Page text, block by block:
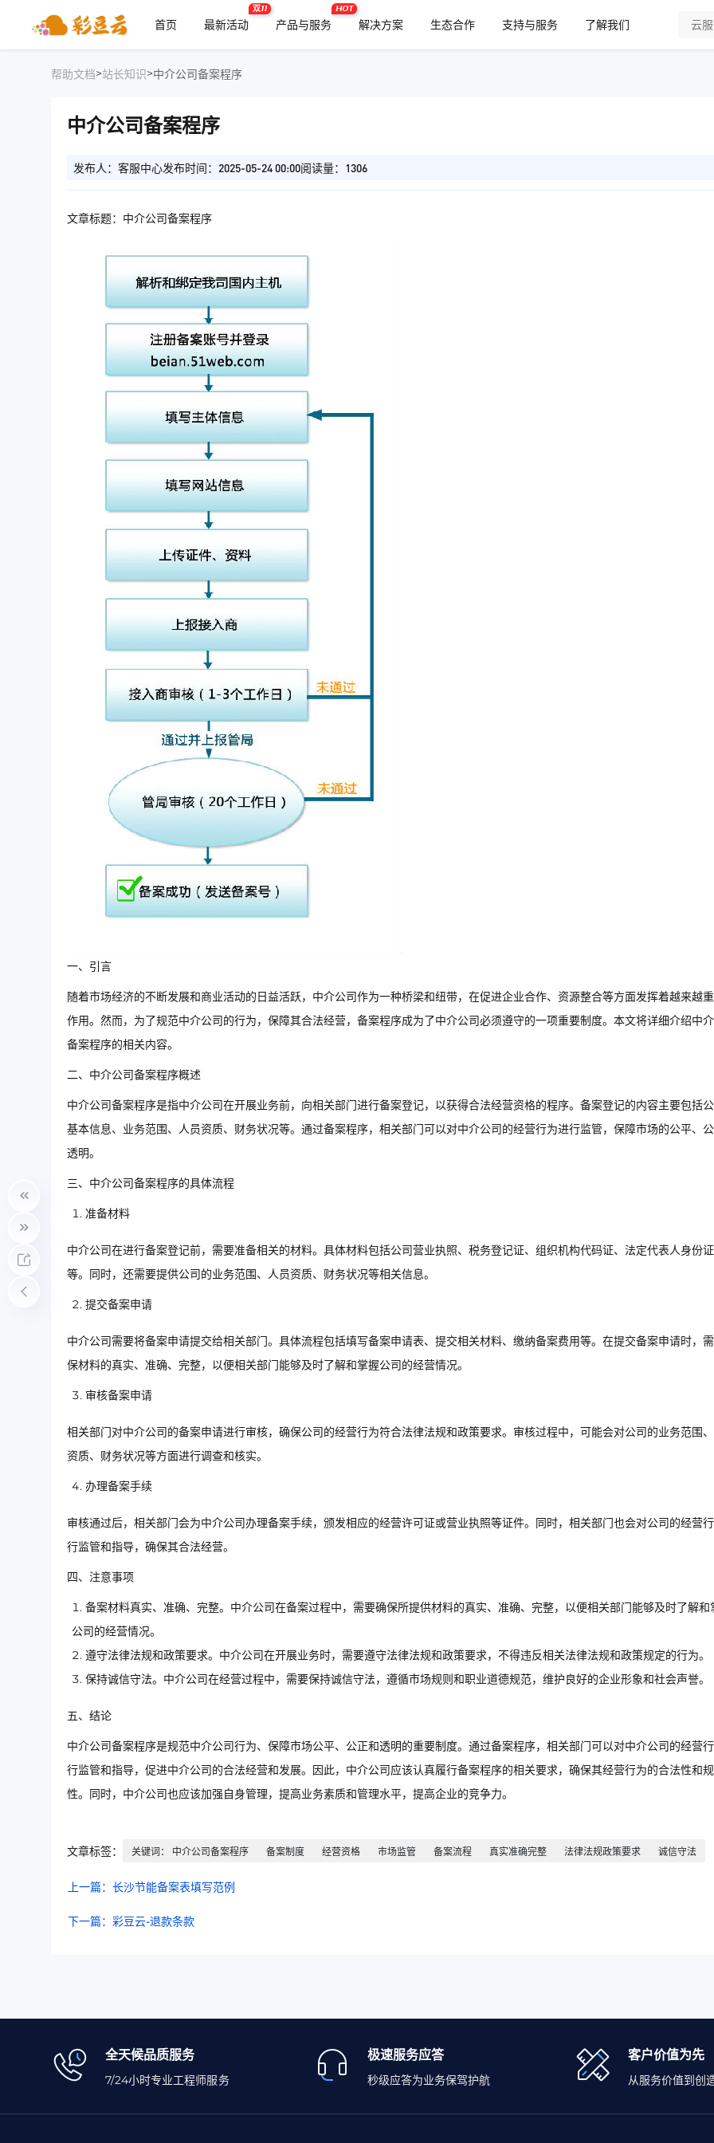
首页 最新活动
双11
产品与服务
HOT
解决方案 生态合作 支持与服务
了解我们
帮助文档>站长知识>中介公司备案程序
中介公司备案程序
发布人：客服中心发布时间：2025-05-24 00:00阅读量：1306
文章标题：中介公司备案程序
一、引言
随着市场经济的不断发展和商业活动的日益活跃，中介公司作为一种桥梁和纽带，在促进企业合作、资源整合等方面发挥着越来越
作用。然而，为了规范中介公司的行为，保障其合法经营，备案程序成为了中介公司必须遵守的一项重要制度。本文将详细介绍中
备案程序的相关内容。
二、中介公司备案程序概述
中介公司备案程序是指中介公司在开展业务前，向相关部门进行备案登记，以获得合法经营资格的程序。备案登记的内容主要包括
基本信息、业务范围、人员资质、财务状况等。通过备案程序，相关部门可以对中介公司的经营行为进行监管，保障市场的公平、
透明。
三、中介公司备案程序的具体流程
准备材料
中介公司在进行备案登记前，需要准备相关的材料。具体材料包括公司营业执照、税务登记证、组织机构代码证、法定代表人身份
等。同时，还需要提供公司的业务范围、人员资质、财务状况等相关信息。
提交备案申请
中介公司需要将备案申请提交给相关部门。具体流程包括填写备案申请表、提交相关材料、缴纳备案费用等。在提交备案申请时，
保材料的真实、准确、完整，以便相关部门能够及时了解和掌握公司的经营情况。
审核备案申请
相关部门对中介公司的备案申请进行审核，确保公司的经营行为符合法律法规和政策要求。审核过程中，可能会对公司的业务范围
资质、财务状况等方面进行调查和核实。
办理备案手续
审核通过后，相关部门会为中介公司办理备案手续，颁发相应的经营许可证或营业执照等证件。同时，相关部门也会对公司的经营
行监管和指导，确保其合法经营。
四、注意事项
备案材料真实、准确、完整。中介公司在备案过程中，需要确保所提供材料的真实、准确、完整，以便相关部门能够及时了解和
公司的经营情况。
遵守法律法规和政策要求。中介公司在开展业务时，需要遵守法律法规和政策要求，不得违反相关法律法规和政策规定的行为。
保持诚信守法。中介公司在经营过程中，需要保持诚信守法，遵循市场规则和职业道德规范，维护良好的企业形象和社会声誉。
五、结论
中介公司备案程序是规范中介公司行为、保障市场公平、公正和透明的重要制度。通过备案程序，相关部门可以对中介公司的经营
行监管和指导，促进中介公司的合法经营和发展。因此，中介公司应该认真履行备案程序的相关要求，确保其经营行为的合法性和
性。同时，中介公司也应该加强自身管理，提高业务素质和管理水平，提高企业的竞争力。
文章标签： 关键词： 中介公司备案程序 备案制度 经营资格 市场监管 备案流程 真实准确完整 法律法规政策要求 诚信守法
上一篇：长沙节能备案表填写范例
下一篇：彩豆云-退款条款
全天候品质服务
7/24小时专业工程师服务
极速服务应答
秒级应答为业务保驾护航
客户价值为先
从服务价值到创